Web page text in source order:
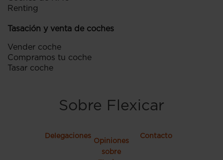
Renting
Tasación y venta de coches
Vender coche
Compramos tu coche
Tasar coche
Sobre Flexicar
Delegaciones
Opiniones
sobre
Contacto